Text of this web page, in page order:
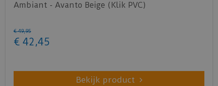
Ambiant - Avanto Beige (Klik PVC)
€ 49,95
€ 42 ,45
Bekijk product